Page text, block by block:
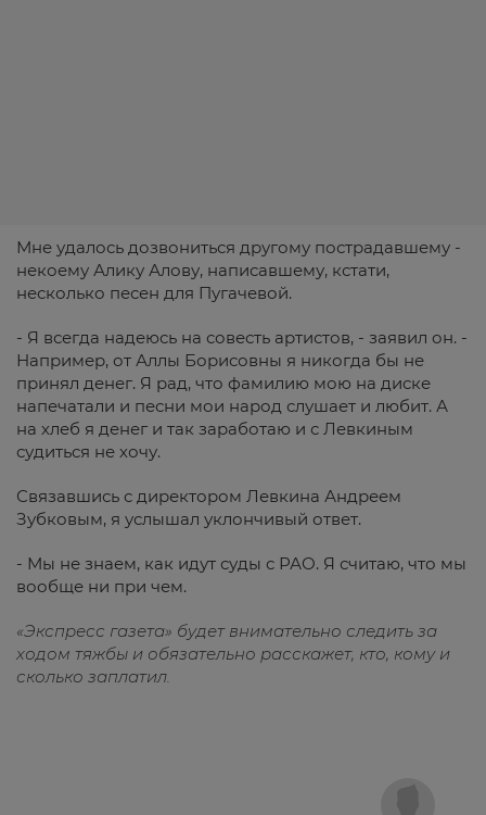
Мне удалось дозвониться другому пострадавшему -
некоему Алику Алову, написавшему, кстати,
несколько песен для Пугачевой.
- Я всегда надеюсь на совесть артистов, - заявил он. -
Например, от Аллы Борисовны я никогда бы не
принял денег. Я рад, что фамилию мою на диске
напечатали и песни мои народ слушает и любит. А
на хлеб я денег и так заработаю и с Левкиным
судиться не хочу.
Связавшись с директором Левкина Андреем
Зубковым, я услышал уклончивый ответ.
- Мы не знаем, как идут суды с РАО. Я считаю, что мы
вообще ни при чем.
«Экспресс газета» будет внимательно следить за
ходом тяжбы и обязательно расскажет, кто, кому и
сколько заплатил.